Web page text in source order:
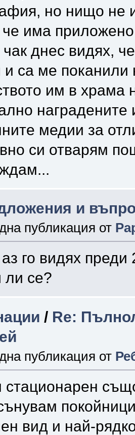
но нищо не
има
днес видях,
са ме
им в храма
наградените
медии за
си отварям
и
публикация от
го видях преди
ли се?
/ Re:
публикация от
стационарен
вид и най-